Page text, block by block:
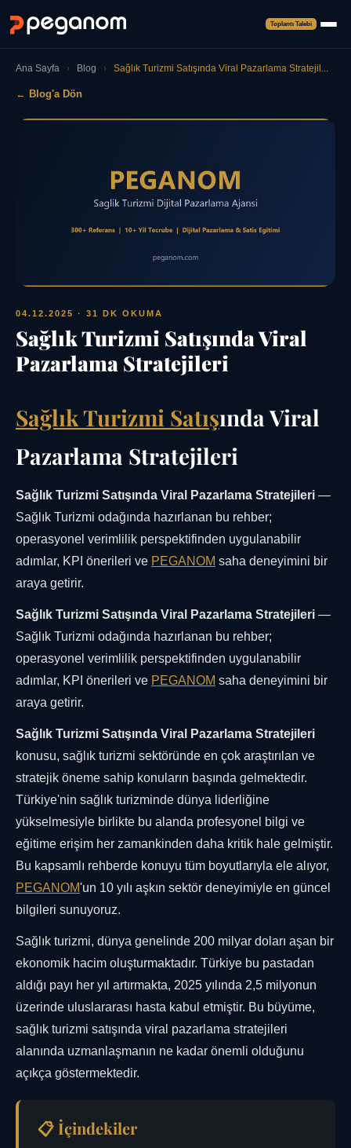
Toplantı Talebi
Ana Sayfa › Blog › Sağlık Turizmi Satışında Viral Pazarlama Stratejil...
← Blog'a Dön
04.12.2025 · 31 DK OKUMA
Sağlık Turizmi Satışında Viral
Pazarlama Stratejileri
Sağlık Turizmi Satışında Viral
Pazarlama Stratejileri
Sağlık Turizmi Satışında Viral Pazarlama Stratejileri —
Sağlık Turizmi odağında hazırlanan bu rehber;
operasyonel verimlilik perspektifinden uygulanabilir
adımlar, KPI önerileri ve PEGANOM saha deneyimini bir
araya getirir.
Sağlık Turizmi Satışında Viral Pazarlama Stratejileri —
Sağlık Turizmi odağında hazırlanan bu rehber;
operasyonel verimlilik perspektifinden uygulanabilir
adımlar, KPI önerileri ve PEGANOM saha deneyimini bir
araya getirir.
Sağlık Turizmi Satışında Viral Pazarlama Stratejileri
konusu, sağlık turizmi sektöründe en çok araştırılan ve
stratejik öneme sahip konuların başında gelmektedir.
Türkiye'nin sağlık turizminde dünya liderliğine
yükselmesiyle birlikte bu alanda profesyonel bilgi ve
eğitime erişim her zamankinden daha kritik hale gelmiştir.
Bu kapsamlı rehberde konuyu tüm boyutlarıyla ele alıyor,
PEGANOM'un 10 yılı aşkın sektör deneyimiyle en güncel
bilgileri sunuyoruz.
Sağlık turizmi, dünya genelinde 200 milyar doları aşan bir
ekonomik hacim oluşturmaktadır. Türkiye bu pastadan
aldığı payı her yıl artırmakta, 2025 yılında 2,5 milyonun
üzerinde uluslararası hasta kabul etmiştir. Bu büyüme,
sağlık turizmi satışında viral pazarlama stratejileri
alanında uzmanlaşmanın ne kadar önemli olduğunu
açıkça göstermektedir.
📋 İçindekiler